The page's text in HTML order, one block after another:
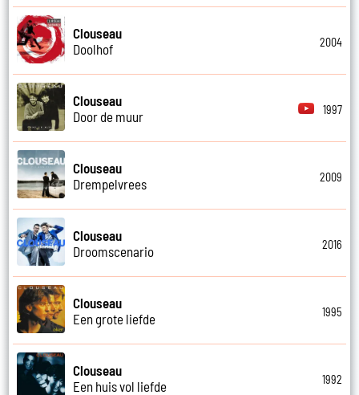
Clouseau
Doolhof
2004
Clouseau
Door de muur
1997
Clouseau
Drempelvrees
2009
Clouseau
Droomscenario
2016
Clouseau
Een grote liefde
1995
Clouseau
Een huis vol liefde
1992